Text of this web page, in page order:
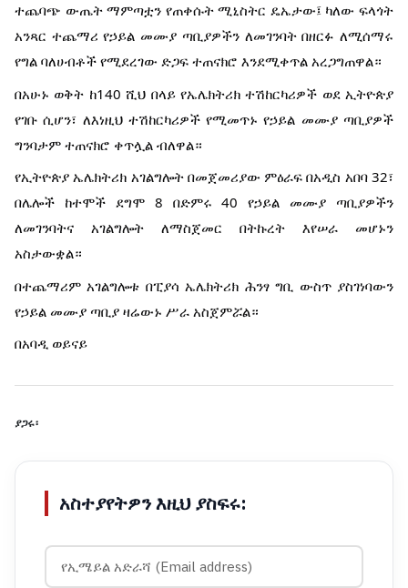
ተጨባጭ ውጤት ማምጣቷን የጠቀሱት ሚኒስትር ዴኤታው፤ ካለው ፍላጎት
አንጻር ተጨማሪ የኃይል መሙያ ጣቢያዎችን ለመገንባት በዘርፉ ለሚሰማሩ
የግል ባለሀብቶች የሚደረገው ድጋፍ ተጠናክሮ እንደሚቀጥል አረጋግጠዋል።
በአሁኑ ወቅት ከ140 ሺህ በላይ የኤሌክትሪክ ተሽከርካሪዎች ወደ ኢትዮጵያ
የገቡ ሲሆን፣ ለእነዚህ ተሽከርካሪዎች የሚመጥኑ የኃይል መሙያ ጣቢያዎች
ግንባታም ተጠናክሮ ቀጥሏል ብለዋል።
የኢትዮጵያ ኤሌክትሪክ አገልግሎት በመጀመሪያው ምዕራፍ በአዲስ አበባ 32፣
በሌሎች ከተሞች ደግሞ 8 በድምሩ 40 የኃይል መሙያ ጣቢያዎችን
ለመገንባትና አገልግሎት ለማስጀመር በትኩረት እየሠራ መሆኑን
አስታውቋል።
በተጨማሪም አገልግሎቱ በፒያሳ ኤሌክትሪክ ሕንፃ ግቢ ውስጥ ያስገነባውን
የኃይል መሙያ ጣቢያ ዛሬውኑ ሥራ አስጀምሯል።
በአባዲ ወይናይ
ያጋሩ፡
አስተያየትዎን እዚህ ያስፍሩ: